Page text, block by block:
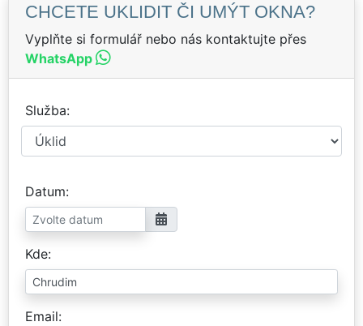
CHCETE UKLIDIT ČI UMÝT OKNA?
Vyplňte si formulář nebo nás kontaktujte přes
WhatsApp
Služba
Datum
Kde
Email